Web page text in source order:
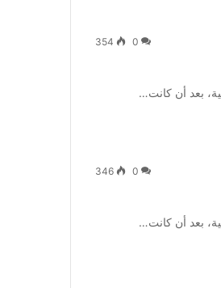
0
354
بعد أن كانت…
0
346
بعد أن كانت…